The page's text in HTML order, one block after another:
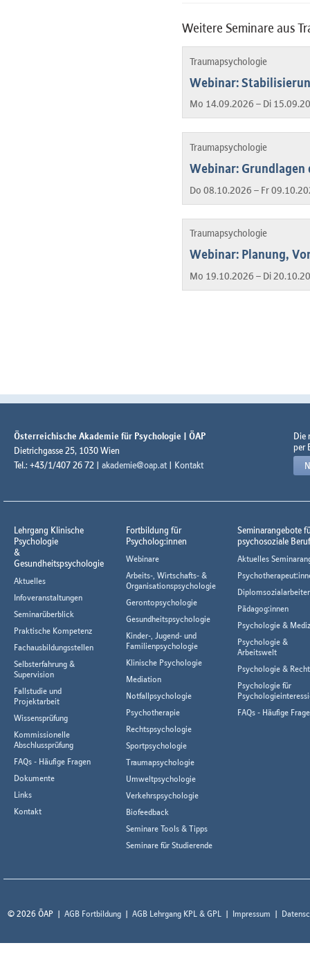
Weitere Seminare aus
Traumapsychologie
Webinar:
Mo 14.09.2026 – Di
Traumapsychologie
Webinar:
Do 08.10.2026 – Fr
Traumapsychologie
Webinar: Planung,
Mo 19.10.2026 – Di
Österreichische Akademie für Psychologie | ÖAP
Dietrichgasse 25, 1030 Wien
Tel.: +43/1/407 26 72 | akademie@oap.at | Kontakt
Die
per
Lehrgang Klinische
Psychologie
&
Gesundheitspsychologie
Aktuelles
Infoveranstaltungen
Seminarüberblick
Praktische Kompetenz
Fachausbildungsstellen
Selbsterfahrung &
Supervision
Fallstudie und
Projektarbeit
Wissensprüfung
Kommissionelle
Abschlussprüfung
FAQs - Häufige Fragen
Dokumente
Links
Kontakt
Fortbildung für
Psycholog:innen
Webinare
Arbeits-, Wirtschafts- &
Organisationspsychologie
Gerontopsychologie
Gesundheitspsychologie
Kinder-, Jugend- und
Familienpsychologie
Klinische Psychologie
Mediation
Notfallpsychologie
Psychotherapie
Rechtspsychologie
Sportpsychologie
Traumapsychologie
Umweltpsychologie
Verkehrspsychologie
Biofeedback
Seminare Tools & Tipps
Seminare für Studierende
Seminarangebote
psychosoziale
Aktuelles
Pädagog:innen
Psychologie &
Psychologie &
Arbeitswelt
Psychologie & Recht
Psychologie für
FAQs - Häufige
© 2026 ÖAP AGB Fortbildung AGB Lehrgang KPL & GPL Impressum